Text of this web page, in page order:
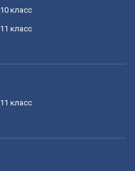
10 класс
11 класс
11 класс